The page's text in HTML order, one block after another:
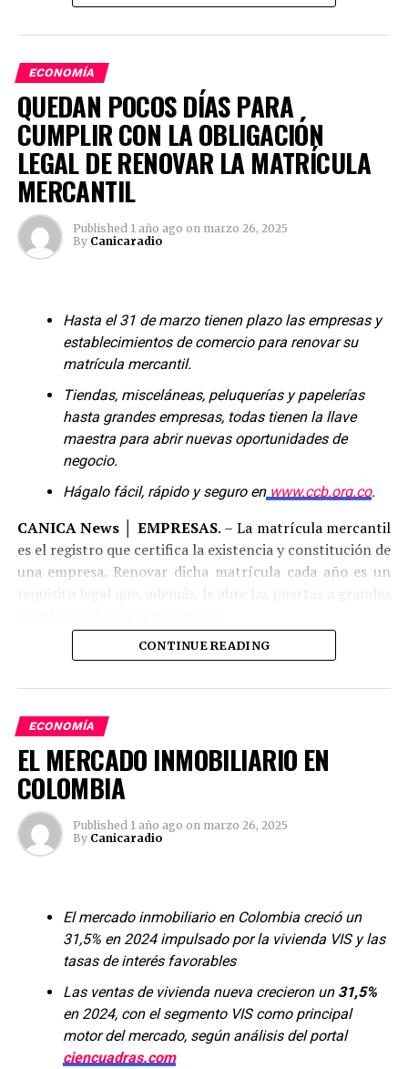
Canicaradio
See author's posts
Comparte esto:
Facebook
Mastodon
EmailCompartir
RELATED TOPICS:
CUMPLEAÑOS
CUMPLEAÑOS MERCACENTRO
DEPORTES TOLIMA
MERCACENTRO
MERCACENTRO IBAGUE
Mercacentro. Grandes Descuentos…
Mercacentro 30 años siendo Región
ECONOMÍA
QUEDAN POCOS DÍAS PARA
CUMPLIR CON LA OBLIGACIÓN
LEGAL DE RENOVAR LA MATRÍCULA
MERCANTIL
Published 1 año ago on marzo 26, 2025
By Canicaradio
Hasta el 31 de marzo tienen plazo las empresas y
establecimientos de comercio para renovar su
matrícula mercantil.
Tiendas, misceláneas, peluquerías y papelerías
hasta grandes empresas, todas tienen la llave
maestra para abrir nuevas oportunidades de
negocio.
Hágalo fácil, rápido y seguro en www.ccb.org.co.
CANICA News │ EMPRESAS. – La matrícula mercantil
es el registro que certifica la existencia y constitución de
una empresa. Renovar dicha matrícula cada año es un
Renovar su matrícula de manera oportuna cada año le
negocios y le permite acceder a múltiples beneficios
empresariales.
del 31 de marzo, la Cámara de Comercio de Bogotá le
ofrece asesorías, formación y una amplia oferta de
fortalecimiento empresarial. Además, podrá acceder a
más de 600 servicios gratuitos adaptados a sus
CONTINUE READING
ECONOMÍA
EL MERCADO INMOBILIARIO EN
COLOMBIA
Published 1 año ago on marzo 26, 2025
By Canicaradio
El mercado inmobiliario en Colombia creció un
31,5% en 2024 impulsado por la vivienda VIS y las
tasas de interés favorables
Las ventas de vivienda nueva crecieron un31,5%
en 2024, con el segmento VIS como principal
motor del mercado, según análisis del portal
ciencuadras.com